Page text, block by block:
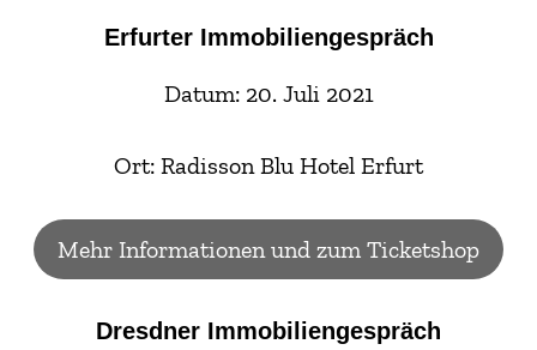
Erfurter Immobiliengespräch
Datum: 20. Juli 2021
Ort: Radisson Blu Hotel Erfurt
Mehr Informationen und zum Ticketshop
Dresdner Immobiliengespräch